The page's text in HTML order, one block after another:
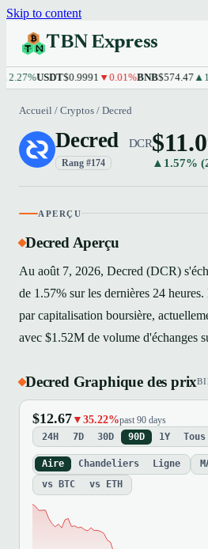
Skip to content
TBN Express
USDT$0.9991▼0.01%BNB$574.47
Accueil / Cryptos / Decred
Decred DCR
Rang #174 ▲1.57%
APERÇU
Decred Aperçu
Au août 7, 2026, Decred (DCR)
de 1.57% sur les dernières 24
par capitalisation boursière,
avec $1.52M de volume d'échanges
Decred Graphique des prix
$12.67 ▼35.22%past 90 days
24H 7D 30D 90D 1Y Tous
Aire Chandeliers Ligne
vs BTC
vs ETH